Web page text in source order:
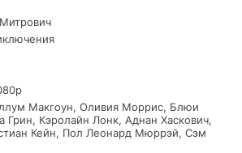
Макгоун, Оливия Моррис, Блюи
Грин, Кэролайн Лонк, Аднан Хаскович,
Кейн, Пол Леонард Мюррэй, Сэм